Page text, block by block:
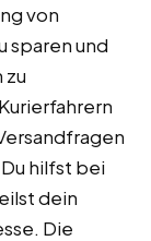
von
sparen und
zu
hilfst bei
dein
Die